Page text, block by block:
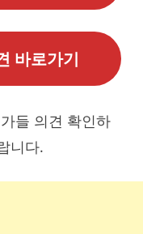
바로가기
들 의견 확인하
니다.